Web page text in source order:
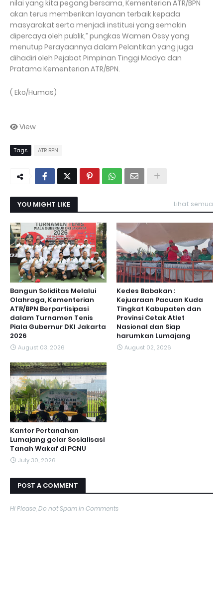
nilai yang kita pegang bersama, Kementerian ATR/BPN
akan terus memberikan layanan terbaik kepada
masyarakat serta menjadi institusi yang semakin
dipercaya oleh publik,” pungkas Wamen Ossy yang
menutup Perayaannya dalam Pelantikan yang juga
dihadiri oleh Pejabat Pimpinan Tinggi Madya dan
Pratama Kementerian ATR/BPN.
( Eko/Humas)
View
Tags ATR BPN
YOU MIGHT LIKE Lihat semua
Bangun Soliditas Melalui
Olahraga, Kementerian
ATR/BPN Berpartisipasi
dalam Turnamen Tenis
Piala Gubernur DKI Jakarta
2026
August 03, 2026
Kedes Babakan :
Kejuaraan Pacuan Kuda
Tingkat Kabupaten dan
Provinsi Cetak Atlet
Nasional dan Siap
harumkan Lumajang
August 02, 2026
Kantor Pertanahan
Lumajang gelar Sosialisasi
Tanah Wakaf di PCNU
July 30, 2026
POST A COMMENT
Hi Please, Do not Spam in Comments